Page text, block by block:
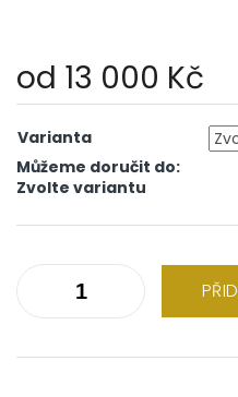
od 13 000 Kč
cena:
Varianta
Můžeme doručit do:
Zvolte variantu